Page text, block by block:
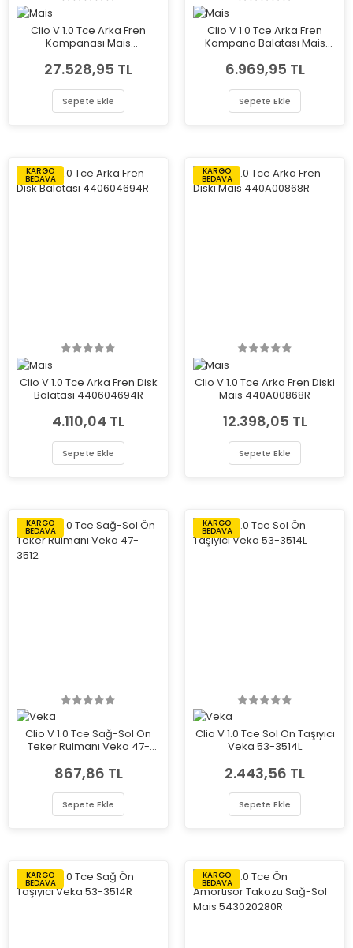
Clio V 1.0 Tce Arka Fren
Kampanası Mais
27.528,95 TL
Sepete Ekle
Clio V 1.0 Tce Arka Fren
Kampana Balatası Mais
6.969,95 TL
Sepete Ekle
KARGO
BEDAVA
Clio V 1.0 Tce Arka Fren Disk
Balatası 440604694R
4.110,04 TL
Sepete Ekle
KARGO
BEDAVA
Clio V 1.0 Tce Arka Fren Diski
Mais 440A00868R
12.398,05 TL
Sepete Ekle
KARGO
BEDAVA
Clio V 1.0 Tce Sağ-Sol Ön
Teker Rulmanı Veka 47-
867,86 TL
Sepete Ekle
KARGO
BEDAVA
Clio V 1.0 Tce Sol Ön Taşıyıcı
Veka 53-3514L
2.443,56 TL
Sepete Ekle
KARGO
BEDAVA
KARGO
BEDAVA